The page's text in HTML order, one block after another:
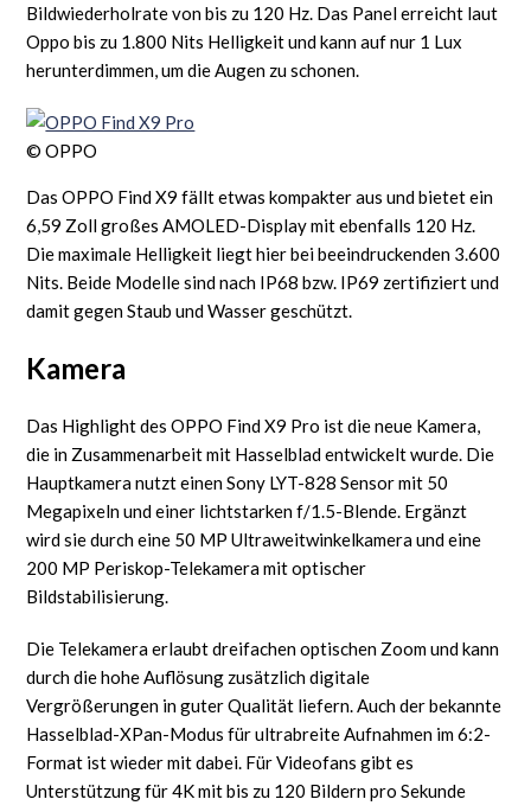
Bildwiederholrate von bis zu 120 Hz. Das Panel erreicht laut
Oppo bis zu 1.800 Nits Helligkeit und kann auf nur 1 Lux
herunterdimmen, um die Augen zu schonen.
© OPPO
Das OPPO Find X9 fällt etwas kompakter aus und bietet ein
6,59 Zoll großes AMOLED-Display mit ebenfalls 120 Hz.
Die maximale Helligkeit liegt hier bei beeindruckenden 3.600
Nits. Beide Modelle sind nach IP68 bzw. IP69 zertifiziert und
damit gegen Staub und Wasser geschützt.
Kamera
Das Highlight des OPPO Find X9 Pro ist die neue Kamera,
die in Zusammenarbeit mit Hasselblad entwickelt wurde. Die
Hauptkamera nutzt einen Sony LYT-828 Sensor mit 50
Megapixeln und einer lichtstarken f/1.5-Blende. Ergänzt
wird sie durch eine 50 MP Ultraweitwinkelkamera und eine
200 MP Periskop-Telekamera mit optischer
Bildstabilisierung.
Die Telekamera erlaubt dreifachen optischen Zoom und kann
durch die hohe Auflösung zusätzlich digitale
Vergrößerungen in guter Qualität liefern. Auch der bekannte
Hasselblad-XPan-Modus für ultrabreite Aufnahmen im 6:2-
Format ist wieder mit dabei. Für Videofans gibt es
Unterstützung für 4K mit bis zu 120 Bildern pro Sekunde